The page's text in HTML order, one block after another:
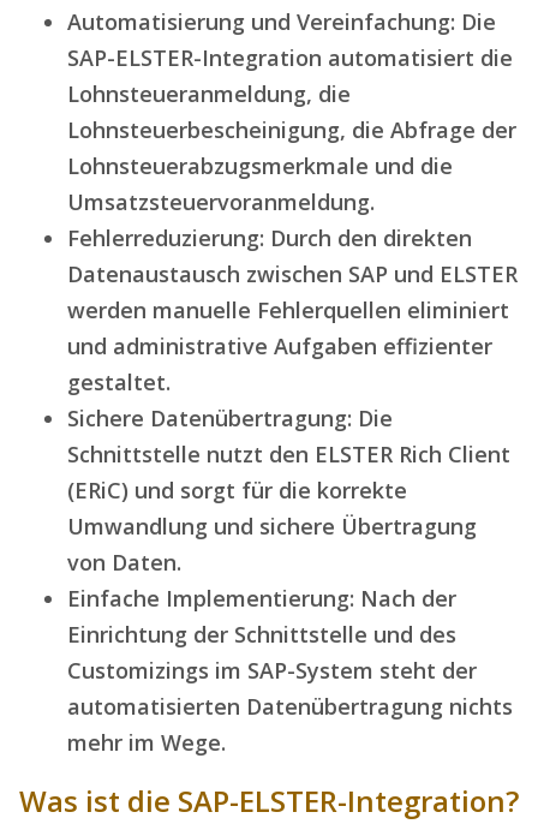
Automatisierung und Vereinfachung: Die
SAP-ELSTER-Integration automatisiert die
Lohnsteueranmeldung, die
Lohnsteuerbescheinigung, die Abfrage der
Lohnsteuerabzugsmerkmale und die
Umsatzsteuervoranmeldung.
Fehlerreduzierung: Durch den direkten
Datenaustausch zwischen SAP und ELSTER
werden manuelle Fehlerquellen eliminiert
und administrative Aufgaben effizienter
gestaltet.
Sichere Datenübertragung: Die
Schnittstelle nutzt den ELSTER Rich Client
(ERiC) und sorgt für die korrekte
Umwandlung und sichere Übertragung
von Daten.
Einfache Implementierung: Nach der
Einrichtung der Schnittstelle und des
Customizings im SAP-System steht der
automatisierten Datenübertragung nichts
mehr im Wege.
Was ist die SAP-ELSTER-Integration?